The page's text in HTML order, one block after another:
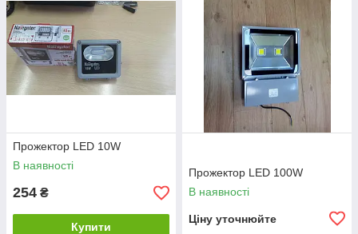
Прожектор LED 10W
В наявності
254 ₴
Купити
Прожектор LED 100W
В наявності
Ціну уточнюйте